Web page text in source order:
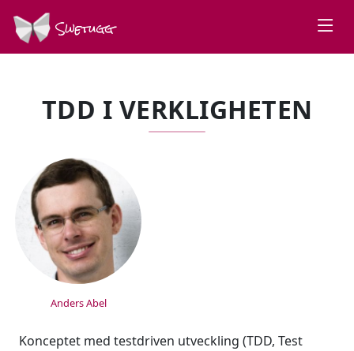
Swetugg
TDD I VERKLIGHETEN
SPEAKERS
Anders Abel
Konceptet med testdriven utveckling (TDD, Test